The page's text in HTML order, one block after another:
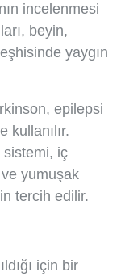
incelenmesi
beyin,
yaygın
epilepsi
kullanılır.
sistemi, iç
ve yumuşak
tercih edilir.
için bir